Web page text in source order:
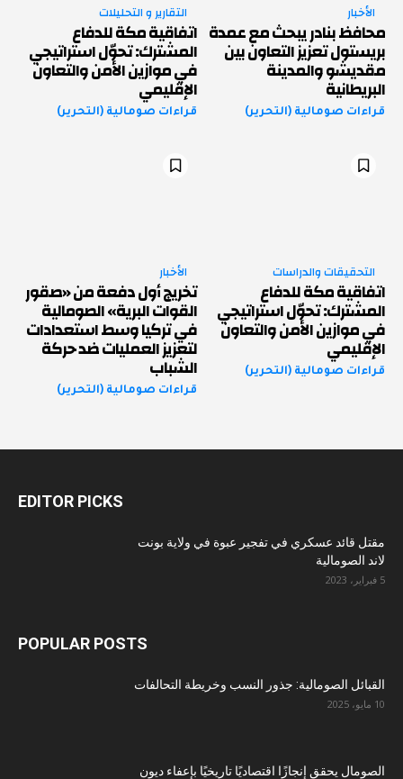
الأخبار
محافظ بنادر يبحث مع عمدة
بريستول تعزيز التعاون بين
مقديشو والمدينة
البريطانية
قراءات صومالية (التحرير)
التقارير و التحليلات
اتفاقية مكة للدفاع
المشترك: تحوّل استراتيجي
في موازين الأمن والتعاون
الإقليمي
قراءات صومالية (التحرير)
التحقيقات والدراسات
اتفاقية مكة للدفاع
المشترك: تحوّل استراتيجي
في موازين الأمن والتعاون
الإقليمي
قراءات صومالية (التحرير)
الأخبار
تخريج أول دفعة من «صقور
القوات البرية» الصومالية
في تركيا وسط استعدادات
لتعزيز العمليات ضد حركة
الشباب
قراءات صومالية (التحرير)
EDITOR PICKS
مقتل قائد عسكري في تفجير عبوة في ولاية بونت
لاند الصومالية
5 فبراير، 2023
POPULAR POSTS
القبائل الصومالية: جذور النسب وخريطة التحالفات
10 مايو، 2025
الصومال يحقق إنجازًا اقتصاديًا تاريخيًا بإعفاء ديون